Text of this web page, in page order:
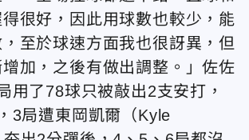
很好，因此用球數也較少，能
至於球速方面我也很訝異，但
加，之後有做出調整。」佐佐
用了78球只被敲出2支安打，
3局遭東岡凱爾（Kyle